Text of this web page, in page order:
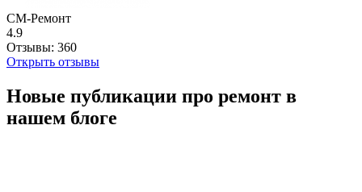
СМ-Ремонт
4.9
Отзывы: 360
Открыть отзывы
Новые публикации про ремонт в
нашем блоге